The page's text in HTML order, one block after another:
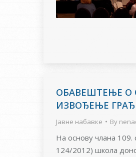
ОБАВЕШТЕЊЕ O
ИЗВОЂЕЊЕ
Јавне набавке By
На основу члана 109.
124/2012) школа